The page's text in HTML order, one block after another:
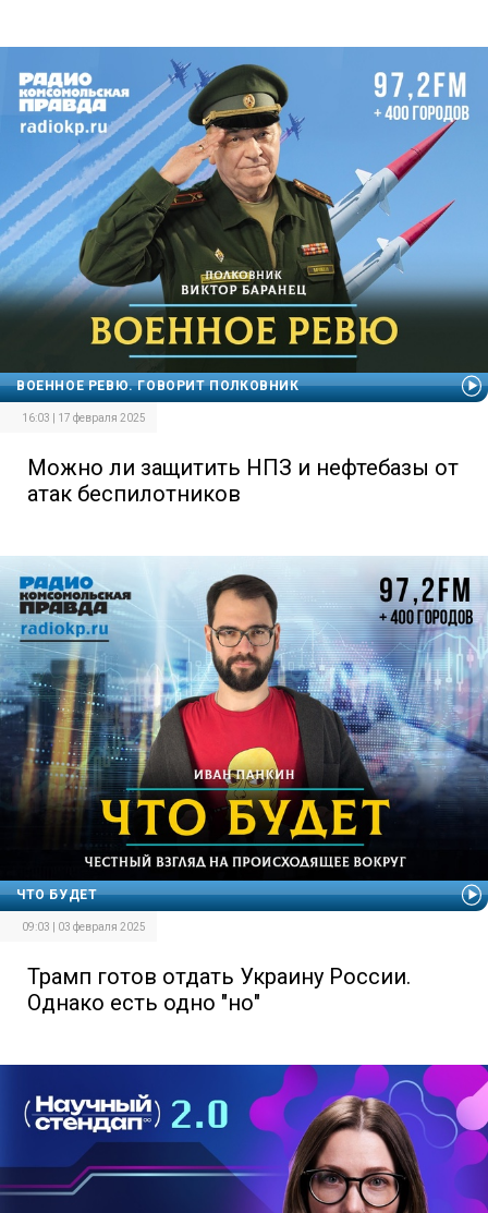
ВОЕННОЕ РЕВЮ. ГОВОРИТ ПОЛКОВНИК
16:03 | 17 февраля 2025
Можно ли защитить НПЗ и нефтебазы от
атак беспилотников
ЧТО БУДЕТ
09:03 | 03 февраля 2025
Трамп готов отдать Украину России.
Однако есть одно "но"